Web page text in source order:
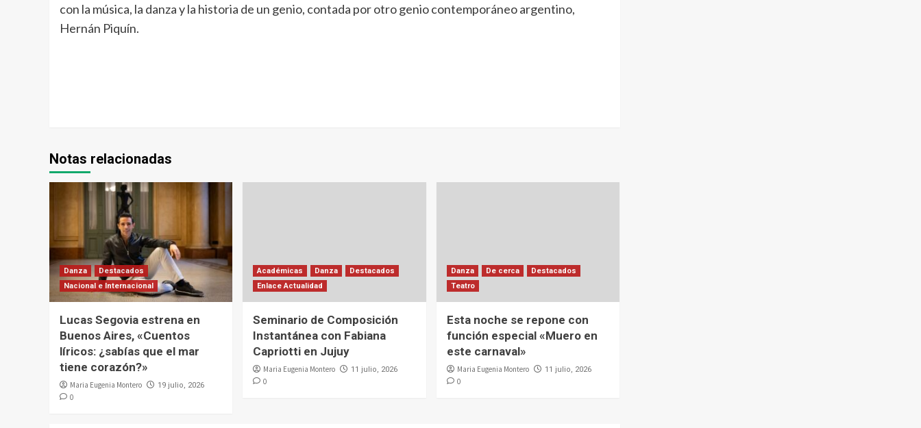
con la música, la danza y la historia de un genio, contada por otro genio contemporáneo argentino,
Hernán Piquín.
Notas relacionadas
Danza
Destacados
Nacional e Internacional
Lucas Segovia estrena en
Buenos Aires, «Cuentos
líricos: ¿sabías que el mar
tiene corazón?»
Maria Eugenia Montero 19 julio, 2026
0
Académicas Danza
Destacados
Enlace Actualidad
Seminario de Composición
Instantánea con Fabiana
Capriotti en Jujuy
Maria Eugenia Montero 11 julio, 2026
0
Danza De cerca
Destacados
Teatro
Esta noche se repone con
función especial «Muero en
este carnaval»
Maria Eugenia Montero 11 julio, 2026
0